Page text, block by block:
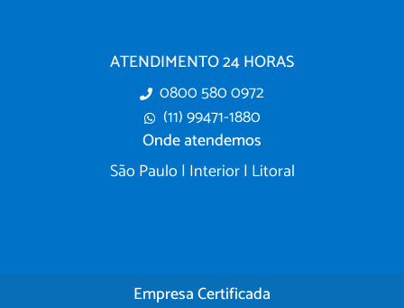
ATENDIMENTO 24 HORAS
0800 580 0972
(11) 99471-1880
Onde atendemos
São Paulo | Interior | Litoral
Empresa Certificada